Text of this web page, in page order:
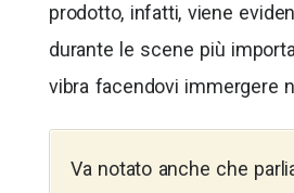
prodotto, infatti, viene
durante le scene più
vibra facendovi immergere
Va notato anche che